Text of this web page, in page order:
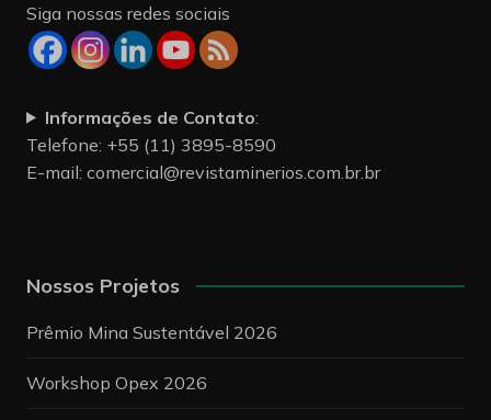
Siga nossas redes sociais
Informações de Contato:
Telefone: +55 (11) 3895-8590
E-mail: comercial@revistaminerios.com.br.br
Nossos Projetos
Prêmio Mina Sustentável 2026
Workshop Opex 2026